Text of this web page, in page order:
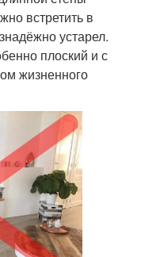
встретить в
устарел.
плоский и с
жизненного